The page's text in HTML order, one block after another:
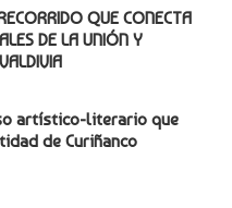
QUE CONECTA
DE LA UNIÓN Y
artístico-literario que
de Curiñanco